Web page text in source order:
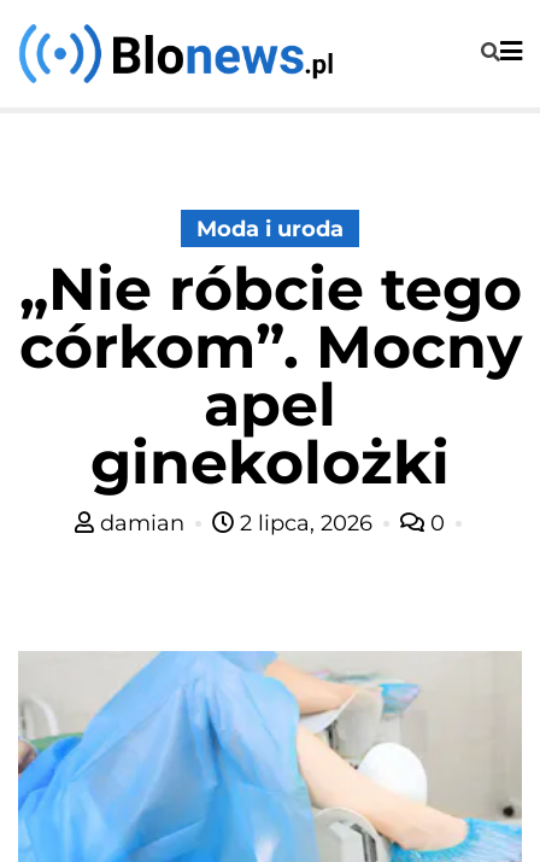
Skip
to
Moda i uroda
„Nie róbcie tego
córkom”. Mocny
apel
ginekolożki
damian 2 lipca, 2026 0